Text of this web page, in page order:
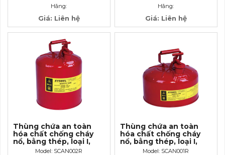
Kerosene, 5 Gallon/ 19
Hãng:
Giá: Liên hệ
Kerosene, 2.5 Gallon/
Hãng:
Giá: Liên hệ
Thùng chứa an toàn
hóa chất chống cháy
nổ, bằng thép, loại I,
màu đỏ, cho đựng xăng
Model: SCAN002R
Thùng chứa an toàn
hóa chất chống cháy
nổ, bằng thép, loại I,
màu đỏ, cho đựng xăng
Model: SCAN001R